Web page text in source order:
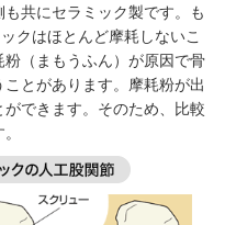
共にセラミック製です。も
クはほとんど摩耗しないこ
（まもうふん）が原因で骨
ことがあります。摩耗粉が出
できます。そのため、比較